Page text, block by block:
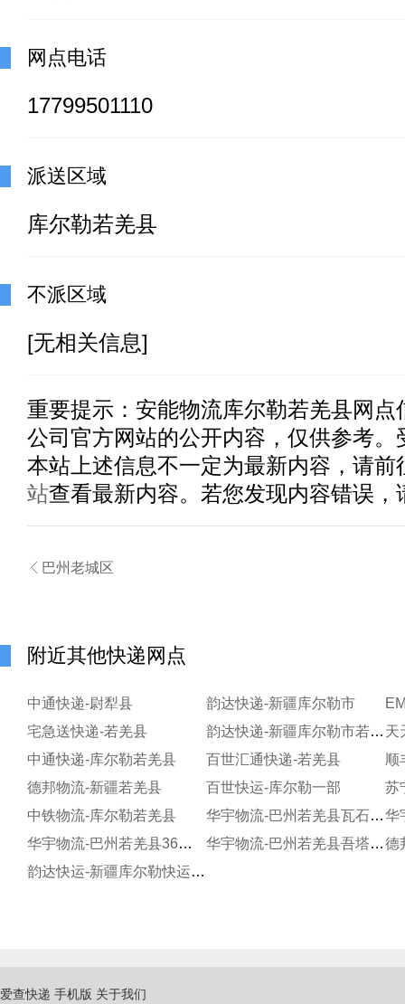
网点电话
17799501110
派送区域
库尔勒若羌县
不派区域
[无相关信息]
重要提示： 安能物流库尔勒若羌县网点
公司官方网站的公开内容，仅供参考。
本站上述信息不一定为最新内容，请前
站查看最新内容。若您发现内容错误，
 巴州老城区
附近其他快递网点
中通快递-尉犁县 韵达快递-新疆库尔勒市
宅急送快递-若羌县
韵达快递-新疆库尔勒市若羌县 天
中通快递-库尔勒若羌县
百世汇通快递-若羌县
顺
德邦物流-新疆若羌县
百世快运-库尔勒一部
苏
中铁物流-库尔勒若羌县
华宇物流-巴州若羌县瓦石峡镇华
华宇物流-巴州若羌县36团新市场
华宇物流-巴州若羌县吾塔木乡
韵达快运-新疆库尔勒快运公司若羌县分部
爱查快递 手机版 关于我们